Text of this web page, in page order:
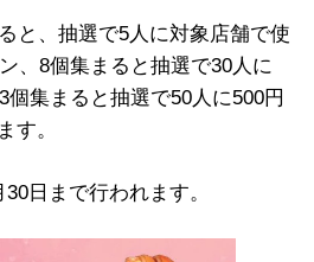
と、抽選で5人に対象店舗で使
、8個集まると抽選で30人に
個集まると抽選で50人に500円
す。
日まで行われます。